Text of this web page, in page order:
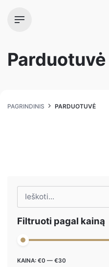
Parduotuvė
PAGRINDINIS PARDUOTUVĖ
Ieškoti
Filtruoti pagal kainą
Min
Maks
KAINA: €0 — €30